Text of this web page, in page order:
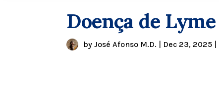
Doença de Lyme
byJosé Afonso M.D. Dec 23, 2025